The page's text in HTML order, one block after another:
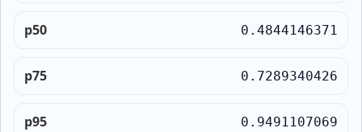
p50 0.4844146371
p75 0.7289340426
p95 0.9491107069